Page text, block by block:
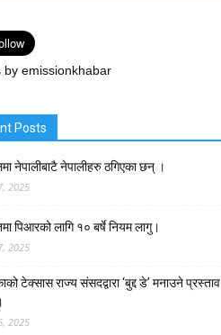
by emissionkhabar
Posts
नेपालीबाटै नेपालीहरु ठगिएका छन् ।
2025
पिआरको लागि १० बर्षे नियम लागु।
2025
टेक्सास राज्य संसदद्वारा ‘बुद्द डे’ मनाउने प्रस्ताव
2025